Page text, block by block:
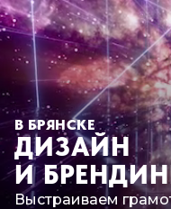
ДИЗАЙН
И
В БРЯНСКЕ
Выстраиваем